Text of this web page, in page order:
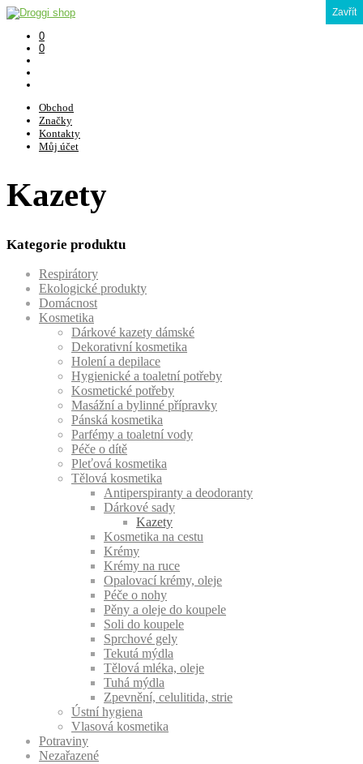
0
0
Obchod
Značky
Kontakty
Můj účet
Kazety
Kategorie produktu
Respirátory
Ekologické produkty
Domácnost
Kosmetika
Dárkové kazety dámské
Dekorativní kosmetika
Holení a depilace
Hygienické a toaletní potřeby
Kosmetické potřeby
Masážní a bylinné přípravky
Pánská kosmetika
Parfémy a toaletní vody
Péče o dítě
Pleťová kosmetika
Tělová kosmetika
Antiperspiranty a deodoranty
Dárkové sady
Kazety
Kosmetika na cestu
Krémy
Krémy na ruce
Opalovací krémy, oleje
Péče o nohy
Pěny a oleje do koupele
Soli do koupele
Sprchové gely
Tekutá mýdla
Tělová mléka, oleje
Tuhá mýdla
Zpevnění, celulitida, strie
Ústní hygiena
Vlasová kosmetika
Potraviny
Nezařazené
Zavřít